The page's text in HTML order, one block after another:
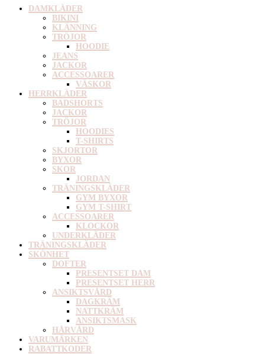
DAMKLÄDER
BIKINI
KLÄNNING
TRÖJOR
HOODIE
JEANS
JACKOR
ACCESSOARER
VÄSKOR
HERRKLÄDER
BADSHORTS
JACKOR
TRÖJOR
HOODIES
T-SHIRTS
SKJORTOR
BYXOR
SKOR
JORDAN
TRÄNINGSKLÄDER
GYM BYXOR
GYM T-SHIRT
ACCESSOARER
KLOCKOR
UNDERKLÄDER
TRÄNINGSKLÄDER
SKÖNHET
DOFTER
PRESENTSET DAM
PRESENTSET HERR
ANSIKTSVÅRD
DAGKRÄM
NATTKRÄM
ANSIKTSMASK
HÅRVÅRD
VARUMÄRKEN
RABATTKODER